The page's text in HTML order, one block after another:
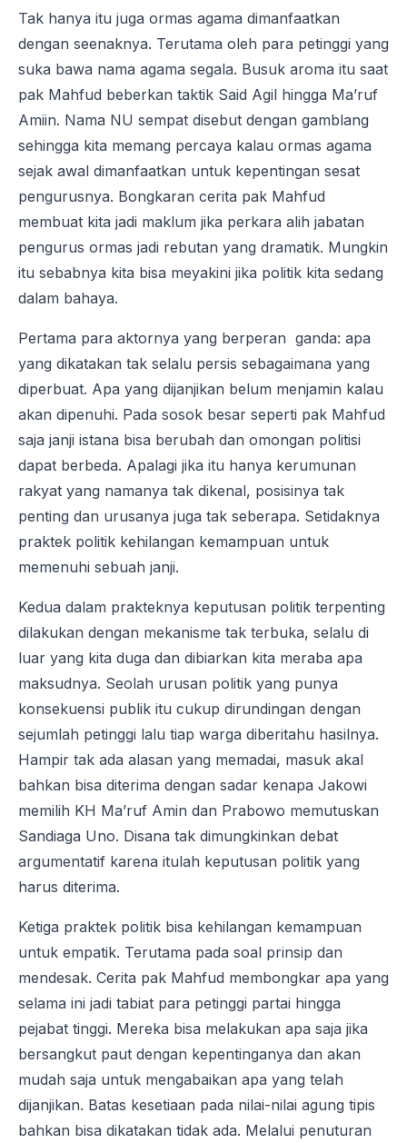
Tak hanya itu juga ormas agama dimanfaatkan
dengan seenaknya. Terutama oleh para petinggi yang
suka bawa nama agama segala. Busuk aroma itu saat
pak Mahfud beberkan taktik Said Agil hingga Ma’ruf
Amiin. Nama NU sempat disebut dengan gamblang
sehingga kita memang percaya kalau ormas agama
sejak awal dimanfaatkan untuk kepentingan sesat
pengurusnya. Bongkaran cerita pak Mahfud
membuat kita jadi maklum jika perkara alih jabatan
pengurus ormas jadi rebutan yang dramatik. Mungkin
itu sebabnya kita bisa meyakini jika politik kita sedang
dalam bahaya.
Pertama para aktornya yang berperan ganda: apa
yang dikatakan tak selalu persis sebagaimana yang
diperbuat. Apa yang dijanjikan belum menjamin kalau
akan dipenuhi. Pada sosok besar seperti pak Mahfud
saja janji istana bisa berubah dan omongan politisi
dapat berbeda. Apalagi jika itu hanya kerumunan
rakyat yang namanya tak dikenal, posisinya tak
penting dan urusanya juga tak seberapa. Setidaknya
praktek politik kehilangan kemampuan untuk
memenuhi sebuah janji.
Kedua dalam prakteknya keputusan politik terpenting
dilakukan dengan mekanisme tak terbuka, selalu di
luar yang kita duga dan dibiarkan kita meraba apa
maksudnya. Seolah urusan politik yang punya
konsekuensi publik itu cukup dirundingan dengan
sejumlah petinggi lalu tiap warga diberitahu hasilnya.
Hampir tak ada alasan yang memadai, masuk akal
bahkan bisa diterima dengan sadar kenapa Jakowi
memilih KH Ma’ruf Amin dan Prabowo memutuskan
Sandiaga Uno. Disana tak dimungkinkan debat
argumentatif karena itulah keputusan politik yang
harus diterima.
Ketiga praktek politik bisa kehilangan kemampuan
untuk empatik. Terutama pada soal prinsip dan
mendesak. Cerita pak Mahfud membongkar apa yang
selama ini jadi tabiat para petinggi partai hingga
pejabat tinggi. Mereka bisa melakukan apa saja jika
bersangkut paut dengan kepentinganya dan akan
mudah saja untuk mengabaikan apa yang telah
dijanjikan. Batas kesetiaan pada nilai-nilai agung tipis
bahkan bisa dikatakan tidak ada. Melalui penuturan